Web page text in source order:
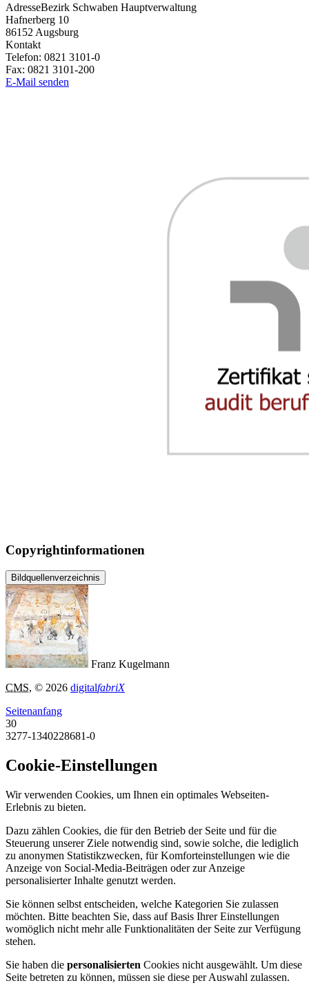
AdresseBezirk Schwaben Hauptverwaltung
Hafnerberg 10
86152 Augsburg
Kontakt
Telefon: 0821 3101-0
Fax: 0821 3101-200
E-Mail senden
Copyrightinformationen
Bildquellenverzeichnis
Franz Kugelmann
CMS, © 2026 digitalfabriX
Seitenanfang
30
3277-1340228681-0
Cookie-Einstellungen
Wir verwenden Cookies, um Ihnen ein optimales Webseiten-
Erlebnis zu bieten.
Dazu zählen Cookies, die für den Betrieb der Seite und für die
Steuerung unserer Ziele notwendig sind, sowie solche, die lediglich
zu anonymen Statistikzwecken, für Komforteinstellungen wie die
Anzeige von Social-Media-Beiträgen oder zur Anzeige
personalisierter Inhalte genutzt werden.
Sie können selbst entscheiden, welche Kategorien Sie zulassen
möchten. Bitte beachten Sie, dass auf Basis Ihrer Einstellungen
womöglich nicht mehr alle Funktionalitäten der Seite zur Verfügung
stehen.
Sie haben die personalisierten Cookies nicht ausgewählt. Um diese
Seite betreten zu können, müssen sie diese per Auswahl zulassen.